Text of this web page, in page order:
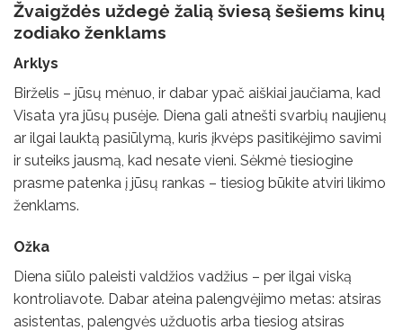
Žvaigždės uždegė žalią šviesą šešiems kinų
zodiako ženklams
Arklys
Birželis – jūsų mėnuo, ir dabar ypač aiškiai jaučiama, kad
Visata yra jūsų pusėje. Diena gali atnešti svarbių naujienų
ar ilgai lauktą pasiūlymą, kuris įkvėps pasitikėjimo savimi
ir suteiks jausmą, kad nesate vieni. Sėkmė tiesiogine
prasme patenka į jūsų rankas – tiesiog būkite atviri likimo
ženklams.
Ožka
Diena siūlo paleisti valdžios vadžius – per ilgai viską
kontroliavote. Dabar ateina palengvėjimo metas: atsiras
asistentas, palengvės užduotis arba tiesiog atsiras